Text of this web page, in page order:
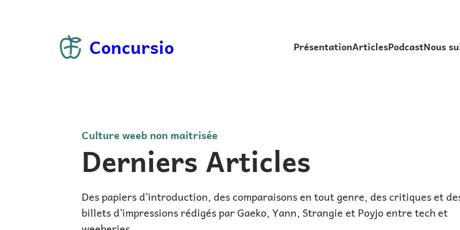
Concursio PrésentationArticlesPodcastNous
Culture weeb non maitrisée
Derniers Articles
Des papiers d’introduction, des comparaisons en tout genre, des critiques et
billets d’impressions rédigés par Gaeko, Yann, Strangie et Poyjo entre tech et